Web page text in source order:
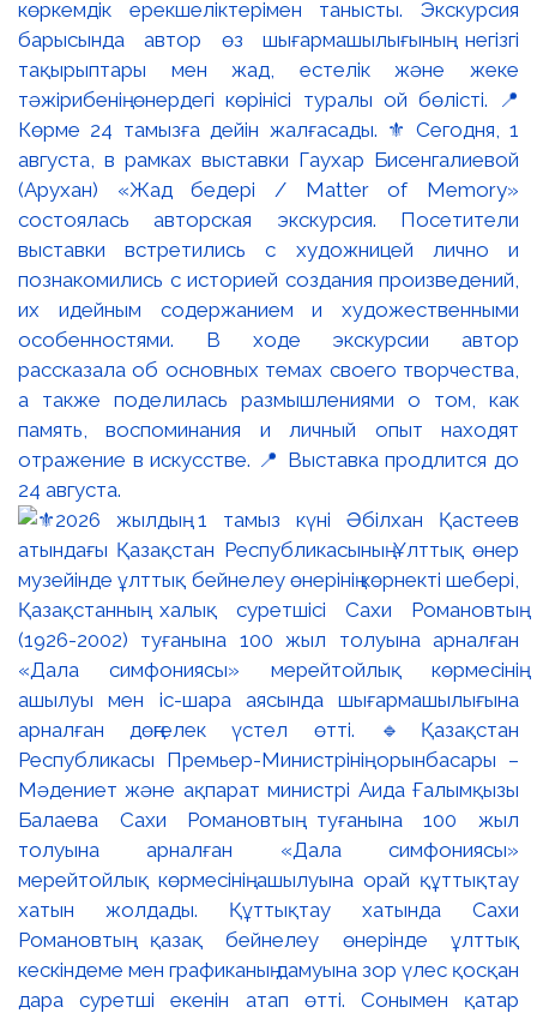
көркемдік ерекшеліктерімен танысты. Экскурсия
барысында автор өз шығармашылығының негізгі
тақырыптары мен жад, естелік және жеке
тәжірибенің өнердегі көрінісі туралы ой бөлісті. 📍
Көрме 24 тамызға дейін жалғасады. ⚜️ Сегодня, 1
августа, в рамках выставки Гаухар Бисенгалиевой
(Арухан) «Жад бедері / Matter of Memory»
состоялась авторская экскурсия. Посетители
выставки встретились с художницей лично и
познакомились с историей создания произведений,
их идейным содержанием и художественными
особенностями. В ходе экскурсии автор
рассказала об основных темах своего творчества,
а также поделилась размышлениями о том, как
память, воспоминания и личный опыт находят
отражение в искусстве. 📍 Выставка продлится до
24 августа.